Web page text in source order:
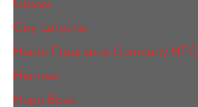
Guy Laroche
Haute Fragrance Company HFC
Hermes
Hugo Boss